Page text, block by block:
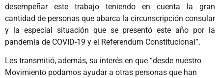
desempeñar este trabajo teniendo en cuenta la gran
cantidad de personas que abarca la circunscripción consular
y la especial situación que se presentó este año por la
pandemia de COVID-19 y el Referendum Constitucional”.
Les transmitió, además, su interés en que “desde nuestro
Movimiento podamos ayudar a otras personas que han